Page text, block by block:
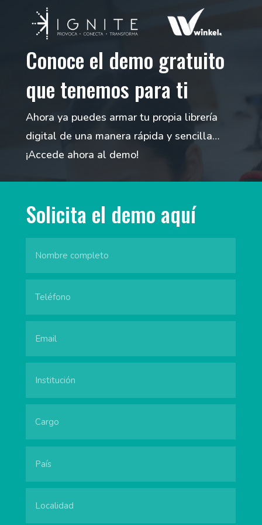
Conoce el demo gratuito
que tenemos para ti
Ahora ya puedes armar tu propia librería
digital de una manera rápida y sencilla…
¡Accede ahora al demo!
Solicita el demo aquí